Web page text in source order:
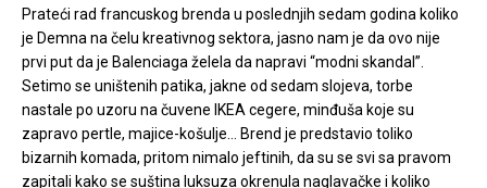
Prateći rad francuskog brenda u poslednjih sedam godina koliko
je Demna na čelu kreativnog sektora, jasno nam je da ovo nije
prvi put da je Balenciaga želela da napravi “modni skandal”.
Setimo se uništenih patika, jakne od sedam slojeva, torbe
nastale po uzoru na čuvene IKEA cegere, minđuša koje su
zapravo pertle, majice-košulje… Brend je predstavio toliko
bizarnih komada, pritom nimalo jeftinih, da su se svi sa pravom
zapitali kako se suština luksuza okrenula naglavačke i koliko